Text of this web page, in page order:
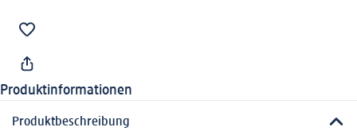
Produktinformationen
Produktbeschreibung